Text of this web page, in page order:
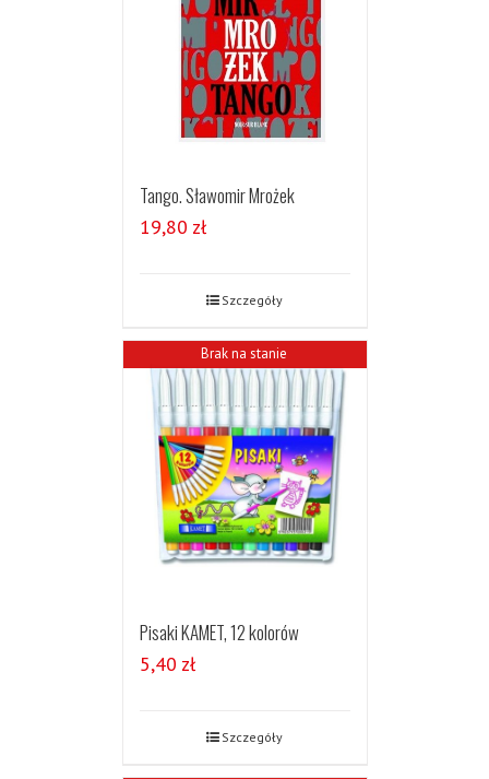
Tango. Sławomir Mrożek
19,80 zł
Szczegóły
Brak na stanie
Pisaki KAMET, 12 kolorów
5,40 zł
Szczegóły